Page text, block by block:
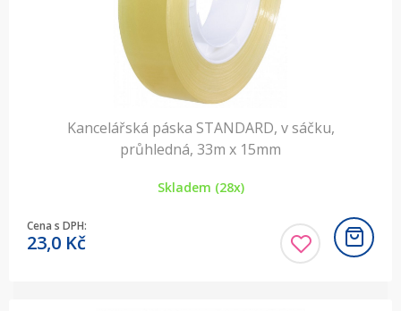
Kancelářská páska STANDARD, v sáčku,
průhledná, 33m x 15mm
Skladem (28x)
Cena s DPH:
23,0 Kč